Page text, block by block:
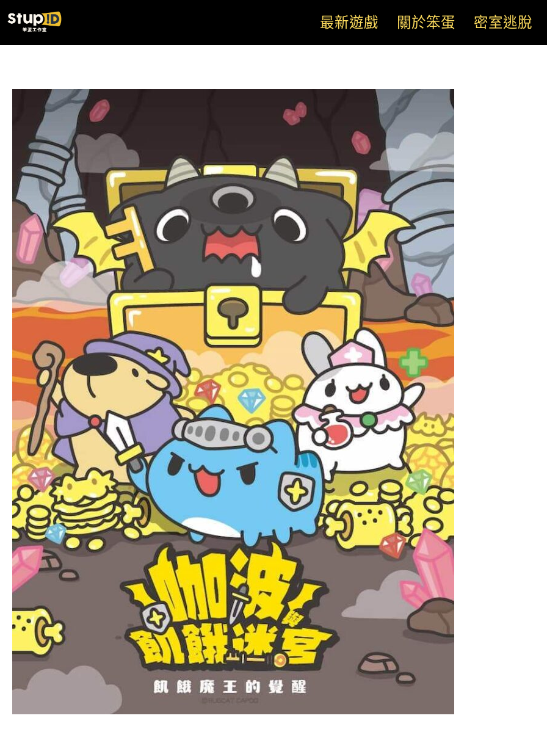
最新遊戲 關於笨蛋 密室逃脫
餓
迷
宮
飢
餓
魔
王
的
醒⁠｜
與
可
愛
的
咖
波
一
同
冒
險
出